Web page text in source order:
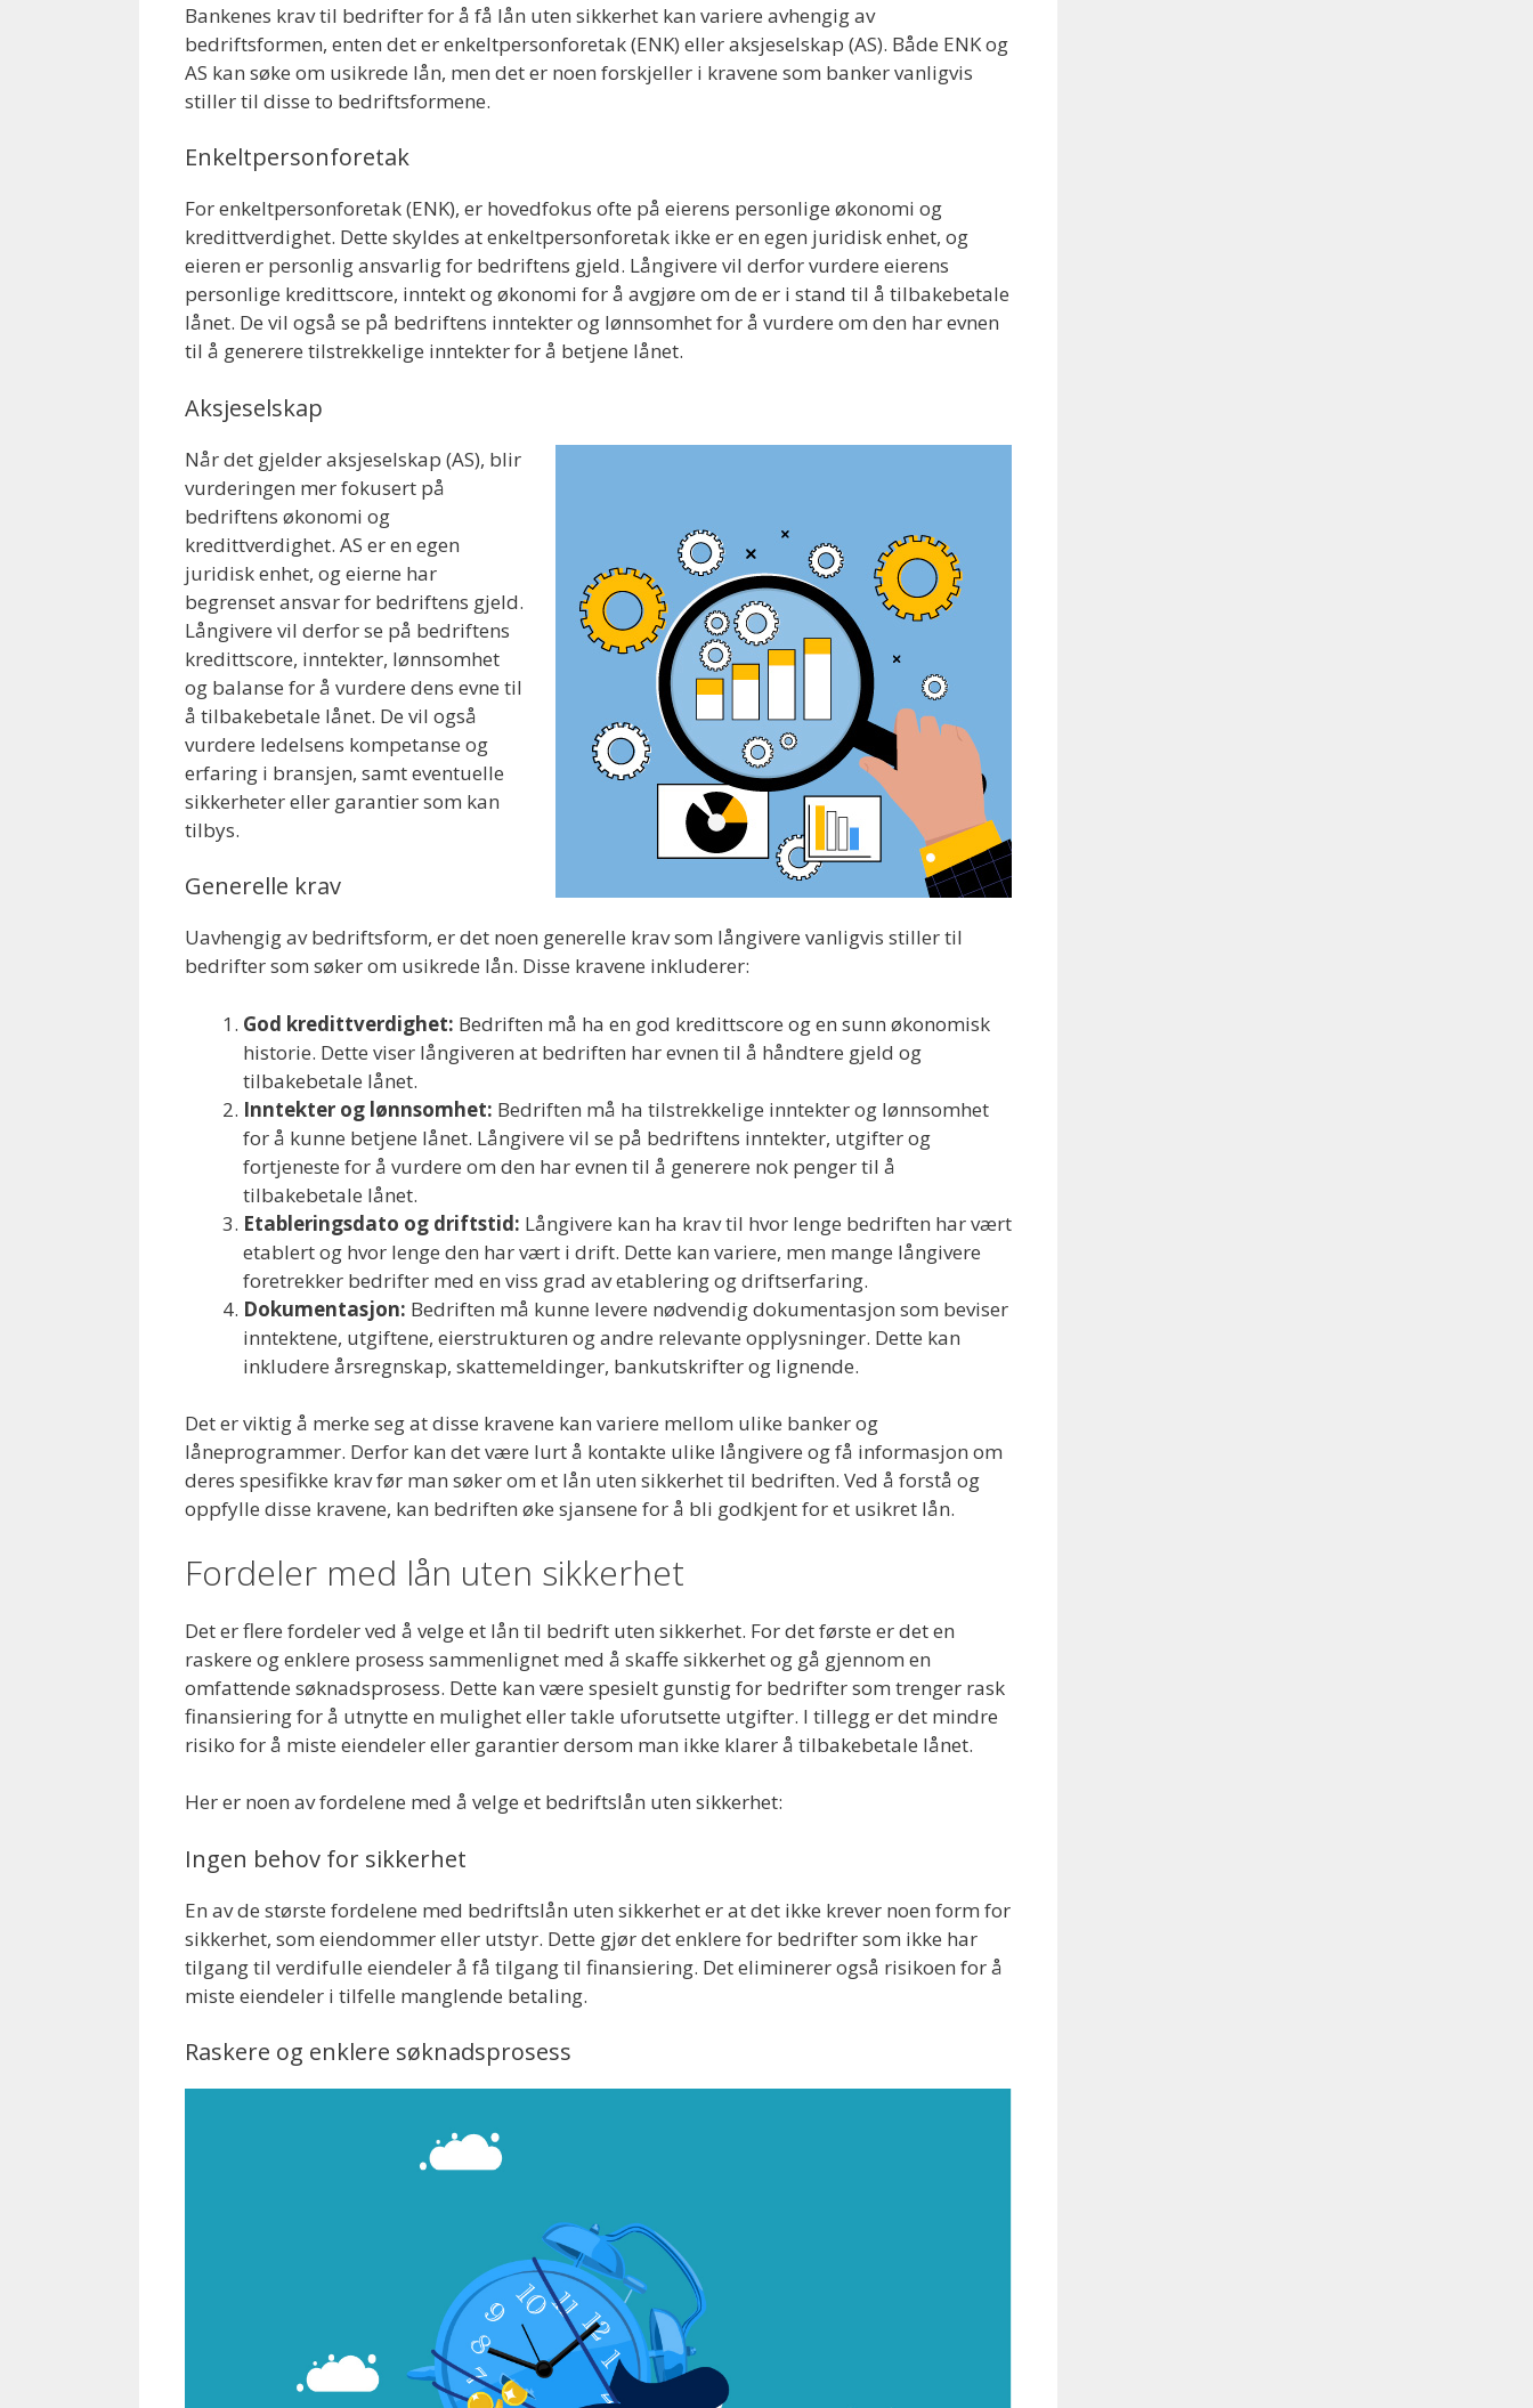
Bankenes krav til bedrifter for å få lån uten sikkerhet kan variere avhengig av
bedriftsformen, enten det er enkeltpersonforetak (ENK) eller aksjeselskap (AS). Både ENK og
AS kan søke om usikrede lån, men det er noen forskjeller i kravene som banker vanligvis
stiller til disse to bedriftsformene.
Enkeltpersonforetak
For enkeltpersonforetak (ENK), er hovedfokus ofte på eierens personlige økonomi og
kredittverdighet. Dette skyldes at enkeltpersonforetak ikke er en egen juridisk enhet, og
eieren er personlig ansvarlig for bedriftens gjeld. Långivere vil derfor vurdere eierens
personlige kredittscore, inntekt og økonomi for å avgjøre om de er i stand til å tilbakebetale
lånet. De vil også se på bedriftens inntekter og lønnsomhet for å vurdere om den har evnen
til å generere tilstrekkelige inntekter for å betjene lånet.
Aksjeselskap
Når det gjelder aksjeselskap (AS), blir
vurderingen mer fokusert på
bedriftens økonomi og
kredittverdighet. AS er en egen
juridisk enhet, og eierne har
begrenset ansvar for bedriftens gjeld.
Långivere vil derfor se på bedriftens
kredittscore, inntekter, lønnsomhet
og balanse for å vurdere dens evne til
å tilbakebetale lånet. De vil også
vurdere ledelsens kompetanse og
erfaring i bransjen, samt eventuelle
sikkerheter eller garantier som kan
tilbys.
Generelle krav
Uavhengig av bedriftsform, er det noen generelle krav som långivere vanligvis stiller til
bedrifter som søker om usikrede lån. Disse kravene inkluderer:
God kredittverdighet: Bedriften må ha en god kredittscore og en sunn økonomisk
historie. Dette viser långiveren at bedriften har evnen til å håndtere gjeld og
tilbakebetale lånet.
Inntekter og lønnsomhet: Bedriften må ha tilstrekkelige inntekter og lønnsomhet
for å kunne betjene lånet. Långivere vil se på bedriftens inntekter, utgifter og
fortjeneste for å vurdere om den har evnen til å generere nok penger til å
tilbakebetale lånet.
Etableringsdato og driftstid: Långivere kan ha krav til hvor lenge bedriften har vært
etablert og hvor lenge den har vært i drift. Dette kan variere, men mange långivere
foretrekker bedrifter med en viss grad av etablering og driftserfaring.
Dokumentasjon: Bedriften må kunne levere nødvendig dokumentasjon som beviser
inntektene, utgiftene, eierstrukturen og andre relevante opplysninger. Dette kan
inkludere årsregnskap, skattemeldinger, bankutskrifter og lignende.
Det er viktig å merke seg at disse kravene kan variere mellom ulike banker og
låneprogrammer. Derfor kan det være lurt å kontakte ulike långivere og få informasjon om
deres spesifikke krav før man søker om et lån uten sikkerhet til bedriften. Ved å forstå og
oppfylle disse kravene, kan bedriften øke sjansene for å bli godkjent for et usikret lån.
Fordeler med lån uten sikkerhet
Det er flere fordeler ved å velge et lån til bedrift uten sikkerhet. For det første er det en
raskere og enklere prosess sammenlignet med å skaffe sikkerhet og gå gjennom en
omfattende søknadsprosess. Dette kan være spesielt gunstig for bedrifter som trenger rask
finansiering for å utnytte en mulighet eller takle uforutsette utgifter. I tillegg er det mindre
risiko for å miste eiendeler eller garantier dersom man ikke klarer å tilbakebetale lånet.
Her er noen av fordelene med å velge et bedriftslån uten sikkerhet:
Ingen behov for sikkerhet
En av de største fordelene med bedriftslån uten sikkerhet er at det ikke krever noen form for
sikkerhet, som eiendommer eller utstyr. Dette gjør det enklere for bedrifter som ikke har
tilgang til verdifulle eiendeler å få tilgang til finansiering. Det eliminerer også risikoen for å
miste eiendeler i tilfelle manglende betaling.
Raskere og enklere søknadsprosess